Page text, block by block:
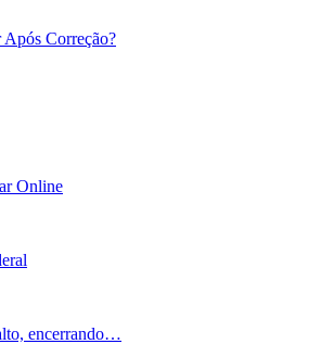
Correção?
Online
encerrando…